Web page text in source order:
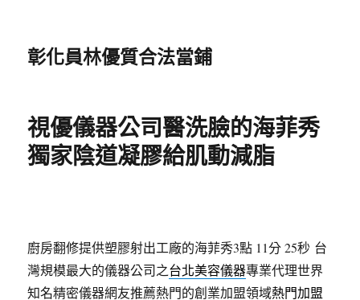
彰化員林優質合法當鋪
視優儀器公司醫洗臉的海菲秀
獨家陰道凝膠給肌動減脂
廚房翻修提供塑膠射出工廠的海菲秀3點 11分 25秒 台
灣規模最大的儀器公司之台北美容儀器專業代理世界
知名精密儀器網友推薦熱門的創業加盟領域熱門加盟